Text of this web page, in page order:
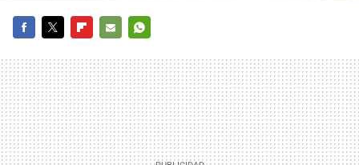
MAIL